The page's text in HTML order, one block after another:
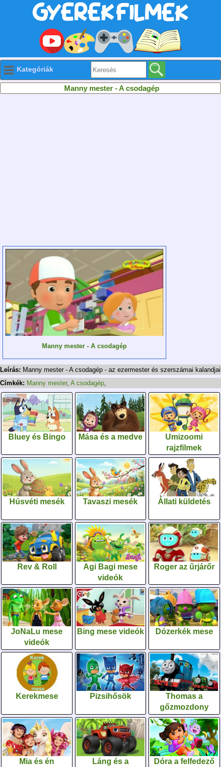
Kategóriák
Manny mester - A csodagép
Manny mester - A csodagép
Leírás: Manny mester - A csodagép - az ezermester és szerszámai kalandjai
Címkék: Manny mester, A csodagép,
Bluey és Bingo Mása és a medve
Umizoomi
rajzfilmek
Húsvéti mesék Tavaszi mesék Állati küldetés
Rev & Roll
Agi Bagi mese
videók
Roger az űrjárőr
JoNaLu mese
videók
Bing mese videók Dózerkék mese
Kerekmese Pizsihősök
Thomas a
gőzmozdony
Mia és én
Láng és a
Dóra a felfedező